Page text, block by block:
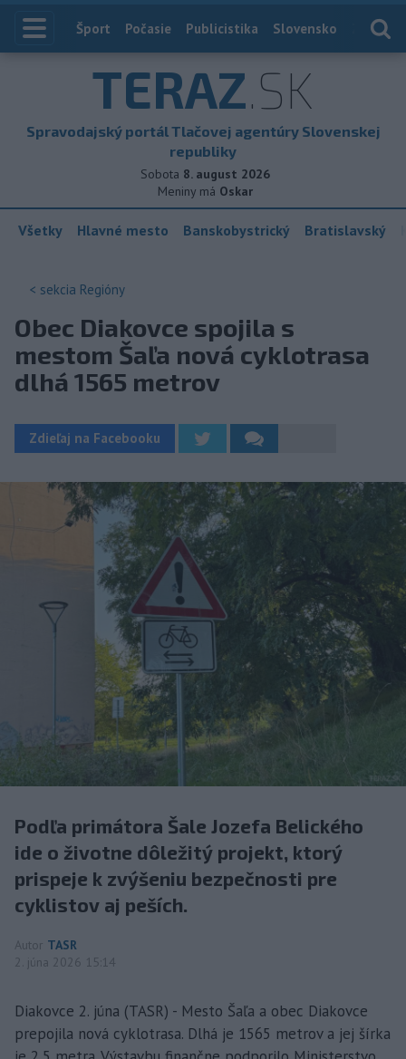
Index
Šport Počasie Publicistika Slovensko
TERAZ.SK
Spravodajský portál Tlačovej agentúry Slovenskej
republiky
Sobota 8. august 2026
Meniny má Oskar
Všetky Hlavné mesto Banskobystrický Bratislavský
< sekcia Regióny
Obec Diakovce spojila s
mestom Šaľa nová cyklotrasa
dlhá 1565 metrov
Zdieľaj na Facebooku
Podľa primátora Šale Jozefa Belického
ide o životne dôležitý projekt, ktorý
prispeje k zvýšeniu bezpečnosti pre
cyklistov aj peších.
Autor TASR
2. júna 2026 15:14
Diakovce 2. júna (TASR) - Mesto Šaľa a obec Diakovce
prepojila nová cyklotrasa. Dlhá je 1565 metrov a jej šírka